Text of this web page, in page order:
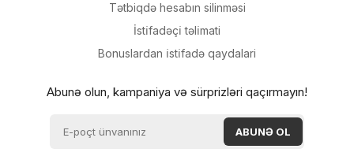
Tətbiqdə hesabın silinməsi
İsti̇fadəçi̇ təli̇mati
Bonuslardan i̇sti̇fadə qaydalari
Abunə olun, kampaniya və sürprizləri qaçırmayın!